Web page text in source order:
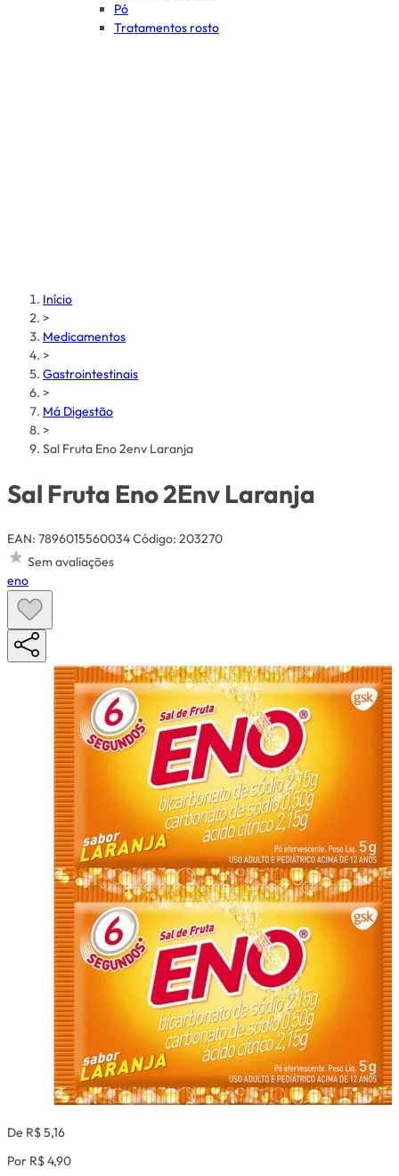
Pó
Tratamentos rosto
Início
>
Medicamentos
>
Gastrointestinais
>
Má Digestão
>
Sal Fruta Eno 2env Laranja
Sal Fruta Eno 2Env Laranja
EAN: 7896015560034Código: 203270
Sem avaliações
eno
De R$ 5,16
Por R$ 4,90